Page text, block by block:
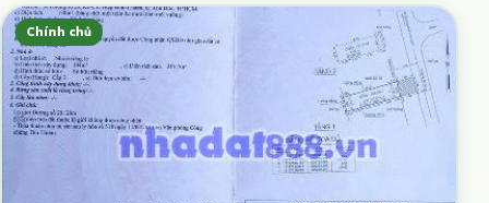
Chính chủ